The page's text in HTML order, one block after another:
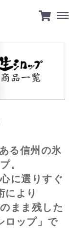
Menu
る法律に基づく表記
シー
る信州の氷
。
に選りすぐ
により
まま残した
ロップ」で